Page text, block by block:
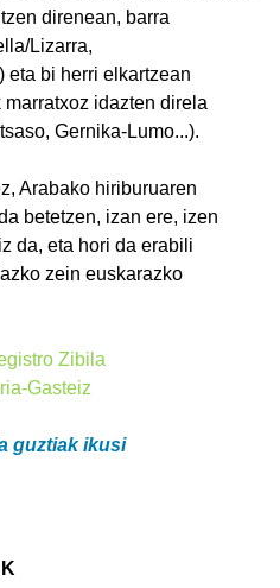
direnean, barra
Lizarra,
eta bi herri elkartzean
idazten direla
Gernika-Lumo...).
Arabako hiriburuaren
betetzen, izan ere, izen
da, eta hori da erabili
zein euskarazko
Zibila
Gasteiz
guztiak ikusi